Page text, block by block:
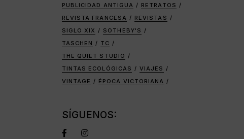
PUBLICIDAD ANTIGUA
RETRATOS
REVISTA FRANCESA
REVISTAS
SIGLO XIX
SOTHEBY'S
TASCHEN
TC
THE QUIET STUDIO
TINTAS ECOLÓGICAS
VIAJES
VINTAGE
ÉPOCA VICTORIANA
SÍGUENOS: